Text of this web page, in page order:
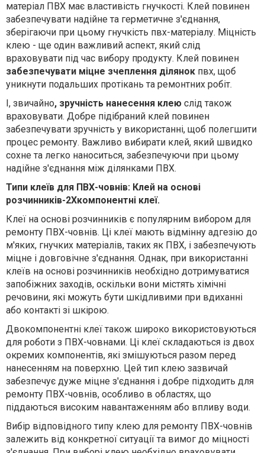
матеріал ПВХ має властивість гнучкості. Клей повинен
забезпечувати надійне та герметичне з'єднання,
зберігаючи при цьому гнучкість пвх-матеріалу. Міцність
клею - ще один важливий аспект, який слід
враховувати під час вибору продукту. Клей повинен
забезпечувати міцне зчеплення ділянок пвх, щоб
уникнути подальших протікань та ремонтних робіт.
І, звичайно, зручність нанесення клею слід також
враховувати. Добре підібраний клей повинен
забезпечувати зручність у використанні, щоб полегшити
процес ремонту. Важливо вибирати клей, який швидко
сохне та легко наноситься, забезпечуючи при цьому
надійне з'єднання між ділянками ПВХ.
Типи клеїв для ПВХ-човнів: Клей на основі
розчинників-2Хкомпонентні клеї.
Клеї на основі розчинників є популярним вибором для
ремонту ПВХ-човнів. Ці клеї мають відмінну адгезію до
м'яких, гнучких матеріалів, таких як ПВХ, і забезпечують
міцне і довговічне з'єднання. Однак, при використанні
клеїв на основі розчинників необхідно дотримуватися
запобіжних заходів, оскільки вони містять хімічні
речовини, які можуть бути шкідливими при вдиханні
або контакті зі шкірою.
Двокомпонентні клеї також широко використовуються
для роботи з ПВХ-човнами. Ці клеї складаються із двох
окремих компонентів, які змішуються разом перед
нанесенням на поверхню. Цей тип клею зазвичай
забезпечує дуже міцне з'єднання і добре підходить для
ремонту ПВХ-човнів, особливо в областях, що
піддаються високим навантаженням або впливу води.
Вибір відповідного типу клею для ремонту ПВХ-човнів
залежить від конкретної ситуації та вимог до міцності